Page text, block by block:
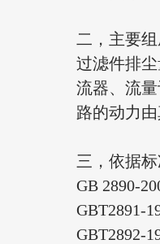
二，主要
过滤件排
流器、流
路的动力
三，依据
GB 2890-
GBT2891-
GBT2892-